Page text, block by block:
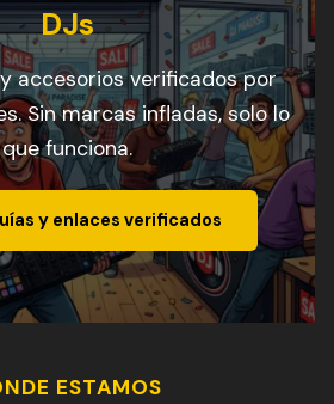
DJs
accesorios verificados por
Sin marcas infladas, solo lo
que funciona.
y enlaces verificados
ESTAMOS